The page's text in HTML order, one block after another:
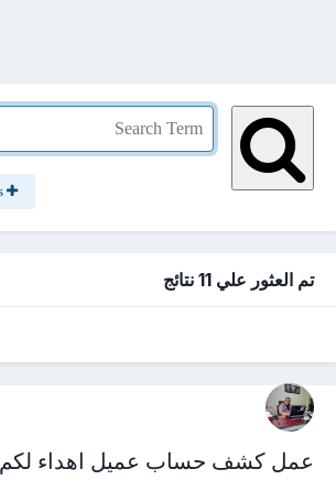
تم العثور علي 11 نتائج
عمل كشف حساب عميل اهداء لكم